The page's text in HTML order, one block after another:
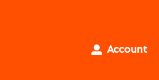
Account